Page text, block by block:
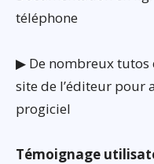
téléphone
▶ De nombreux
site de l’éditeur pour
progiciel
Témoignage